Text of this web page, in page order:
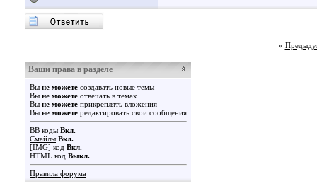
«
Ваши права в разделе
Вы не можете создавать новые темы
Вы не можете отвечать в темах
Вы не можете прикреплять вложения
Вы не можете редактировать свои сообщения
BB коды Вкл.
Смайлы Вкл.
[IMG] код Вкл.
HTML код Выкл.
Правила форума